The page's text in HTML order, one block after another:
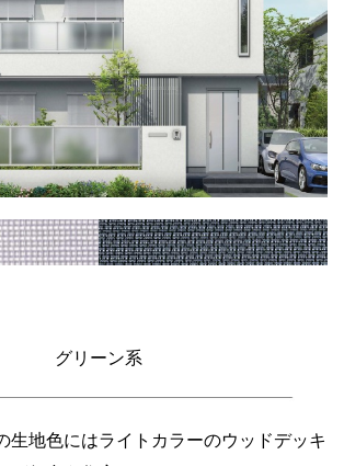
グリーン系
生地色にはライトカラーのウッドデッキ